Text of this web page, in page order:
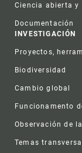
Ciencia abierta
Documentación
INVESTIGACIÓN
Proyectos,
Biodiversidad
Cambio global
Funcionamento
Observación de
Temas